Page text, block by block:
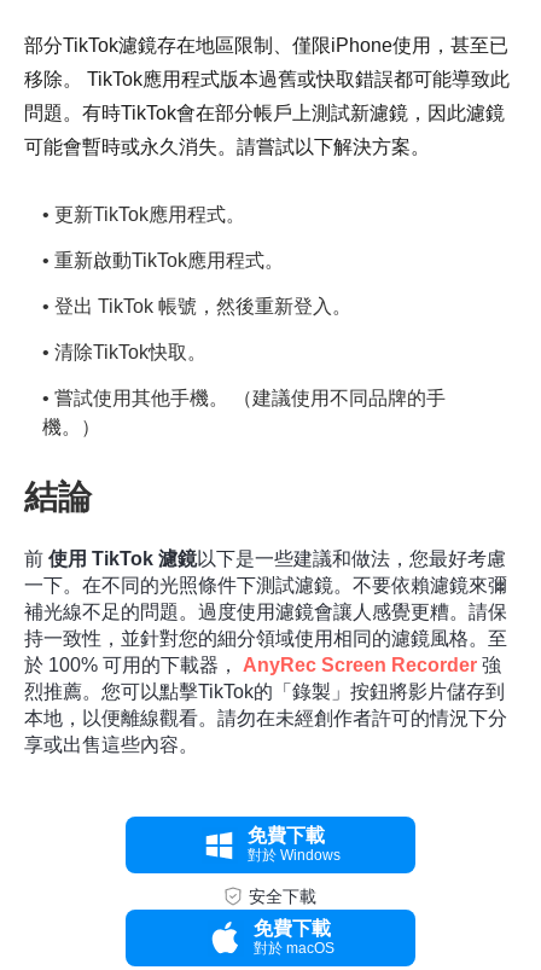
部分TikTok濾鏡存在地區限制、僅限iPhone使用，甚至已
移除。 TikTok應用程式版本過舊或快取錯誤都可能導致此
問題。有時TikTok會在部分帳戶上測試新濾鏡，因此濾鏡
可能會暫時或永久消失。請嘗試以下解決方案。
• 更新TikTok應用程式。
• 重新啟動TikTok應用程式。
• 登出 TikTok 帳號，然後重新登入。
• 清除TikTok快取。
• 嘗試使用其他手機。 （建議使用不同品牌的手
機。）
結論
前 使用 TikTok 濾鏡以下是一些建議和做法，您最好考慮
一下。在不同的光照條件下測試濾鏡。不要依賴濾鏡來彌
補光線不足的問題。過度使用濾鏡會讓人感覺更糟。請保
持一致性，並針對您的細分領域使用相同的濾鏡風格。至
於 100% 可用的下載器， AnyRec Screen Recorder 強
烈推薦。您可以點擊TikTok的「錄製」按鈕將影片儲存到
本地，以便離線觀看。請勿在未經創作者許可的情況下分
享或出售這些內容。
免費下載
對於 Windows
安全下載
免費下載
對於 macOS